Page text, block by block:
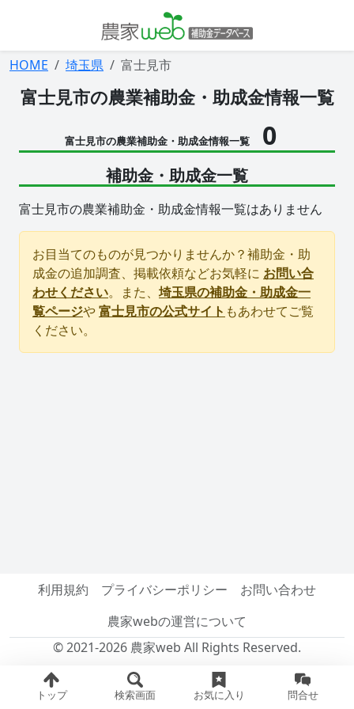
HOME 埼玉県 富士見市
富士見市の農業補助金・助成金情報一覧
富士見市の農業補助金・助成金情報一覧 0
補助金・助成金一覧
富士見市の農業補助金・助成金情報一覧はありません
お目当てのものが見つかりませんか？補助金・助
成金の追加調査、掲載依頼などお気軽に お問い合
わせください。また、 埼玉県の補助金・助成金一
覧ページや富士見市の公式サイト もあわせてご覧
ください。
利用規約 プライバシーポリシー
お問い合わせ
農家webの運営について
© 2021-2026 農家web All Rights Reserved.
トップ 検索画面 お気に入り 問合せ